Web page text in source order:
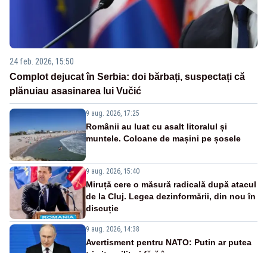
24 feb. 2026, 15:50
Complot dejucat în Serbia: doi bărbați, suspectați că
plănuiau asasinarea lui Vučić
9 aug. 2026, 17:25
Românii au luat cu asalt litoralul și
muntele. Coloane de mașini pe șosele
9 aug. 2026, 15:40
Miruță cere o măsură radicală după atacul
de la Cluj. Legea dezinformării, din nou în
discuție
9 aug. 2026, 14:38
Avertisment pentru NATO: Putin ar putea